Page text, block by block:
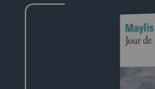
ensuite les années
canadiennes, les
rencontres